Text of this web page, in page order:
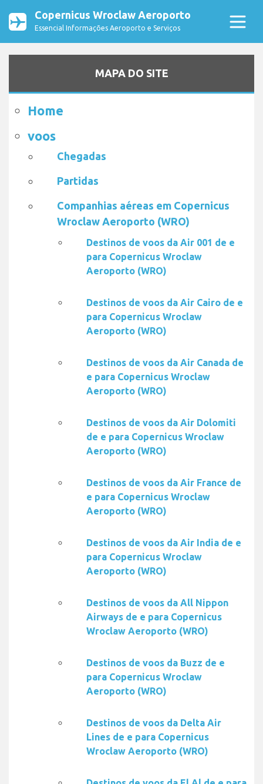
Copernicus Wroclaw Aeroporto
Essencial Informações Aeroporto e Serviços
MAPA DO SITE
Home
voos
Chegadas
Partidas
Companhias aéreas em Copernicus
Wroclaw Aeroporto (WRO)
Destinos de voos da Air 001 de e
para Copernicus Wroclaw
Aeroporto (WRO)
Destinos de voos da Air Cairo de e
para Copernicus Wroclaw
Aeroporto (WRO)
Destinos de voos da Air Canada de
e para Copernicus Wroclaw
Aeroporto (WRO)
Destinos de voos da Air Dolomiti
de e para Copernicus Wroclaw
Aeroporto (WRO)
Destinos de voos da Air France de
e para Copernicus Wroclaw
Aeroporto (WRO)
Destinos de voos da Air India de e
para Copernicus Wroclaw
Aeroporto (WRO)
Destinos de voos da All Nippon
Airways de e para Copernicus
Wroclaw Aeroporto (WRO)
Destinos de voos da Buzz de e
para Copernicus Wroclaw
Aeroporto (WRO)
Destinos de voos da Delta Air
Lines de e para Copernicus
Wroclaw Aeroporto (WRO)